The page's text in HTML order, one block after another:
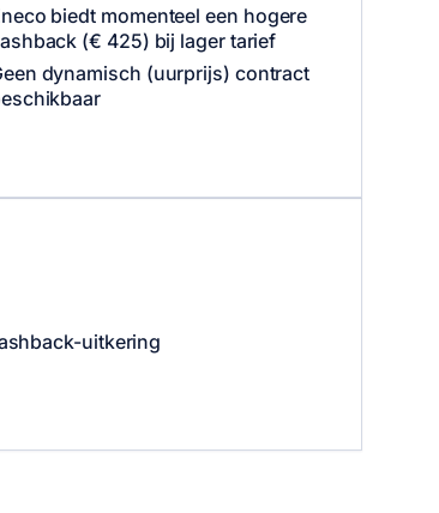
biedt momenteel een hogere
(€ 425) bij lager tarief
dynamisch (uurprijs) contract
uitkering